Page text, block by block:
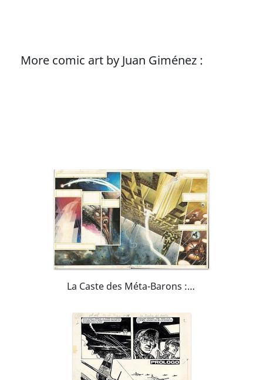
More comic art by Juan Giménez :
La Caste des Méta-Barons : Tome 5 - Double Page 8-9